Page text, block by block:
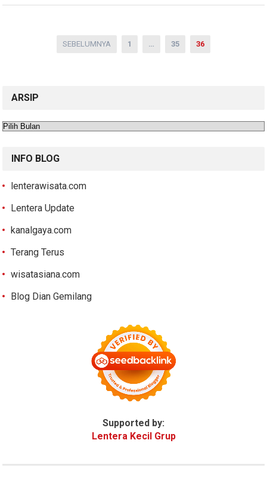
SEBELUMNYA 1 … 35 36
ARSIP
Arsip
INFO BLOG
lenterawisata.com
Lentera Update
kanalgaya.com
Terang Terus
wisatasiana.com
Blog Dian Gemilang
Supported by:
Lentera Kecil Grup